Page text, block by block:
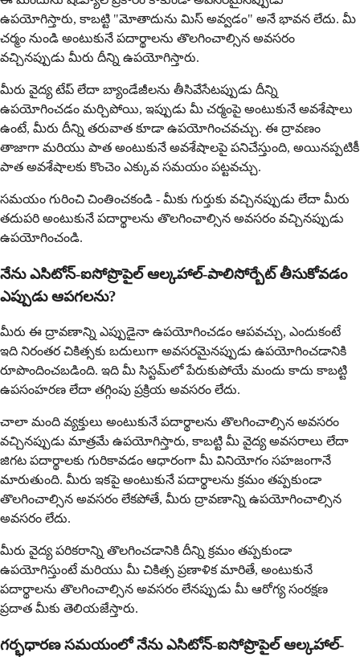
ఉపయోగిస్తారు, కాబట్టి "మోతాదును మిస్ అవ్వడం" అనే భావన లేదు. మీ
చర్మం నుండి అంటుకునే పదార్థాలను తొలగించాల్సిన అవసరం
వచ్చినప్పుడు మీరు దీన్ని ఉపయోగిస్తారు.
మీరు వైద్య టేప్ లేదా బ్యాండేజీలను తీసివేసేటప్పుడు దీన్ని
ఉపయోగించడం మర్చిపోయి, ఇప్పుడు మీ చర్మంపై అంటుకునే అవశేషాలు
ఉంటే, మీరు దీన్ని తరువాత కూడా ఉపయోగించవచ్చు. ఈ ద్రావణం
తాజాగా మరియు పాత అంటుకునే అవశేషాలపై పనిచేస్తుంది, అయినప్పటికీ
పాత అవశేషాలకు కొంచెం ఎక్కువ సమయం పట్టవచ్చు.
సమయం గురించి చింతించకండి - మీకు గుర్తుకు వచ్చినప్పుడు లేదా మీరు
తదుపరి అంటుకునే పదార్థాలను తొలగించాల్సిన అవసరం వచ్చినప్పుడు
ఉపయోగించండి.
నేను ఎసిటోన్-ఐసోప్రొపైల్ ఆల్కహాల్-పాలిసోర్బేట్ తీసుకోవడం
ఎప్పుడు ఆపగలను?
మీరు ఈ ద్రావణాన్ని ఎప్పుడైనా ఉపయోగించడం ఆపవచ్చు, ఎందుకంటే
ఇది నిరంతర చికిత్సకు బదులుగా అవసరమైనప్పుడు ఉపయోగించడానికి
రూపొందించబడింది. ఇది మీ సిస్టమ్‌లో పేరుకుపోయే మందు కాదు కాబట్టి
ఉపసంహరణ లేదా తగ్గింపు ప్రక్రియ అవసరం లేదు.
చాలా మంది వ్యక్తులు అంటుకునే పదార్థాలను తొలగించాల్సిన అవసరం
వచ్చినప్పుడు మాత్రమే ఉపయోగిస్తారు, కాబట్టి మీ వైద్య అవసరాలు లేదా
జిగట పదార్థాలకు గురికావడం ఆధారంగా మీ వినియోగం సహజంగానే
మారుతుంది. మీరు ఇకపై అంటుకునే పదార్థాలను క్రమం తప్పకుండా
తొలగించాల్సిన అవసరం లేకపోతే, మీరు ద్రావణాన్ని ఉపయోగించాల్సిన
అవసరం లేదు.
మీరు వైద్య పరికరాన్ని తొలగించడానికి దీన్ని క్రమం తప్పకుండా
ఉపయోగిస్తుంటే మరియు మీ చికిత్స ప్రణాళిక మారితే, అంటుకునే
పదార్థాలను తొలగించాల్సిన అవసరం లేనప్పుడు మీ ఆరోగ్య సంరక్షణ
ప్రదాత మీకు తెలియజేస్తారు.
గర్భధారణ సమయంలో నేను ఎసిటోన్-ఐసోప్రొపైల్ ఆల్కహాల్-